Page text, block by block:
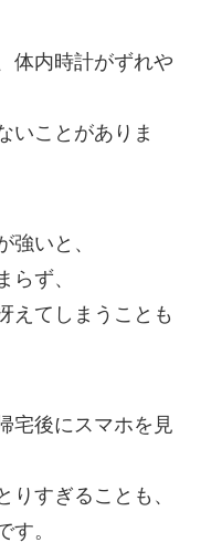
体内時計がずれや
いことがありま
強いと、
らず、
えてしまうことも
宅後にスマホを見
りすぎることも、
す。